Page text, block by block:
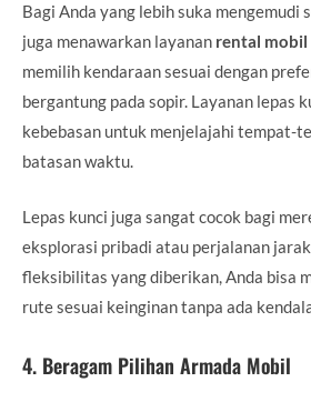
Bagi Anda yang lebih suka
juga menawarkan layanan rental mobil
memilih kendaraan sesuai dengan
bergantung pada sopir. Layanan lepas
kebebasan untuk menjelajahi tempat-
batasan waktu.
Lepas kunci juga sangat cocok bagi
eksplorasi pribadi atau perjalanan
fleksibilitas yang diberikan, Anda bisa
rute sesuai keinginan tanpa ada
4. Beragam Pilihan Armada Mobil